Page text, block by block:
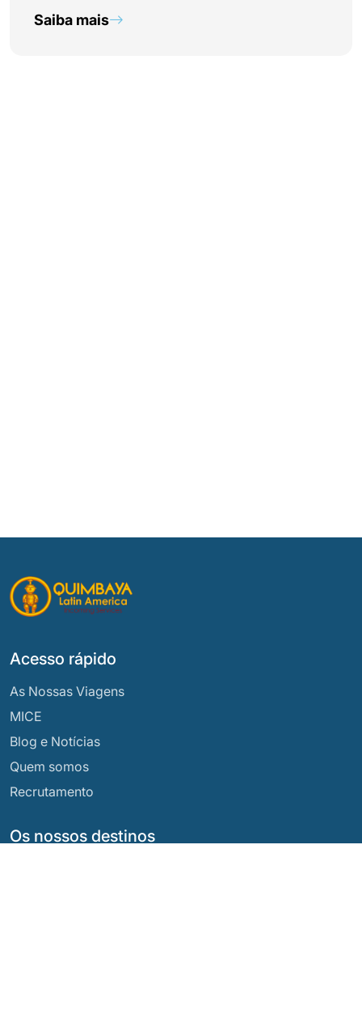
Saiba mais
Os nossos destinos
Acesso rápido
As Nossas Viagens
MICE
Blog e Notícias
Quem somos
Recrutamento